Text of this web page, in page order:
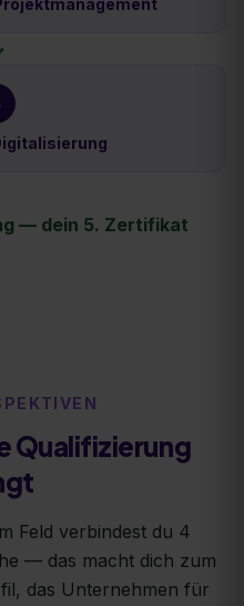
— dein 5. Zertifikat
Qualifizierung
Feld verbindest du 4
— das macht dich zum
das Unternehmen für